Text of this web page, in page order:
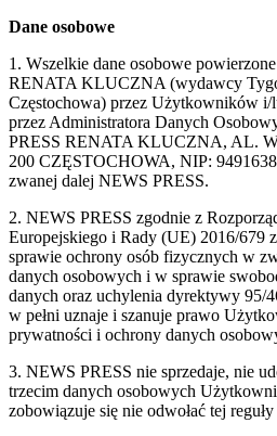
Dane osobowe
1. Wszelkie dane osobowe
RENATA KLUCZNA (wydawcy
Częstochowa) przez Użytkowników i/
przez Administratora Danych
PRESS RENATA KLUCZNA, AL.
200 CZĘSTOCHOWA, NIP:
zwanej dalej NEWS PRESS.
2. NEWS PRESS zgodnie z
Europejskiego i Rady (UE) 2016/679
sprawie ochrony osób fizycznych w
danych osobowych i w sprawie
danych oraz uchylenia dyrektywy 95/
w pełni uznaje i szanuje prawo
prywatności i ochrony danych
3. NEWS PRESS nie sprzedaje, nie
trzecim danych osobowych
zobowiązuje się nie odwołać tej